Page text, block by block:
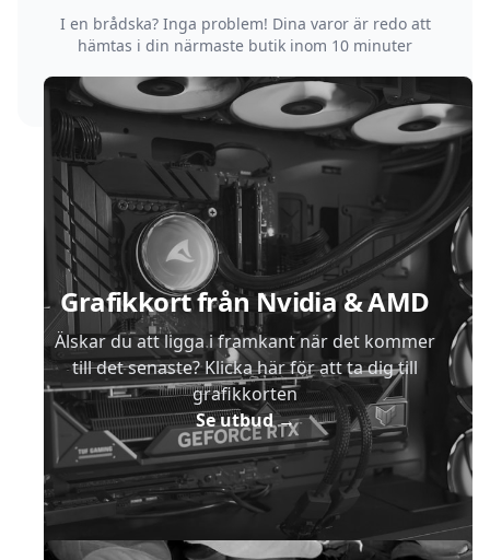
I en brådska? Inga problem! Dina varor är redo att
hämtas i din närmaste butik inom 10 minuter
Grafikkort från Nvidia & AMD
Älskar du att ligga i framkant när det kommer
till det senaste? Klicka här för att ta dig till
grafikkorten
Se utbud→